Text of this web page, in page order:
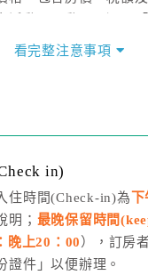
標準。
異動，皆為次日計算
9:00～晚上6:00
看完整注意事項
in)
住時間(Check-in)為
明； 最晚保留時間
晚上20：00 ），訂房
證件」以便辦理。